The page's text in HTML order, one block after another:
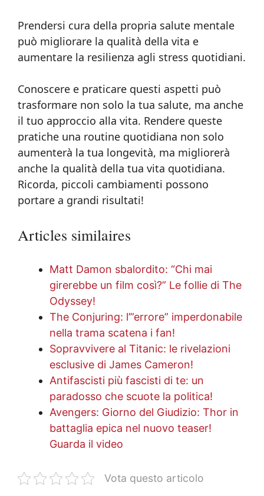
Prendersi cura della propria salute mentale
può migliorare la qualità della vita e
aumentare la resilienza agli stress quotidiani.
Conoscere e praticare questi aspetti può
trasformare non solo la tua salute, ma anche
il tuo approccio alla vita. Rendere queste
pratiche una routine quotidiana non solo
aumenterà la tua longevità, ma migliorerà
anche la qualità della tua vita quotidiana.
Ricorda, piccoli cambiamenti possono
portare a grandi risultati!
Articles similaires
Matt Damon sbalordito: “Chi mai
girerebbe un film così?” Le follie di The
Odyssey!
The Conjuring: l’”errore” imperdonabile
nella trama scatena i fan!
Sopravvivere al Titanic: le rivelazioni
esclusive di James Cameron!
Antifascisti più fascisti di te: un
paradosso che scuote la politica!
Avengers: Giorno del Giudizio: Thor in
battaglia epica nel nuovo teaser!
Guarda il video
Vota questo articolo